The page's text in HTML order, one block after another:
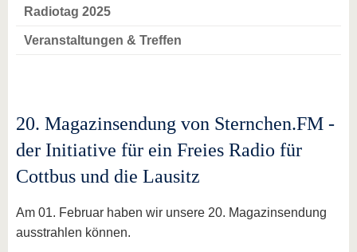
Radiotag 2025
Veranstaltungen & Treffen
20. Magazinsendung von Sternchen.FM -
der Initiative für ein Freies Radio für
Cottbus und die Lausitz
Am 01. Februar haben wir unsere 20. Magazinsendung
ausstrahlen können.